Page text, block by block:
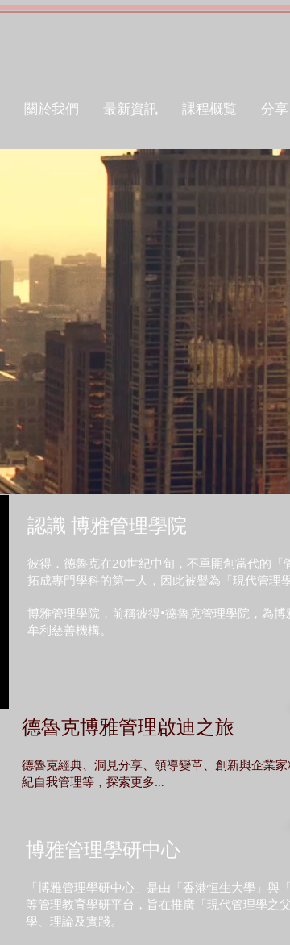
關於我們 最新資訊 課程概覧 分享
認識 博雅管理學院
彼得．德魯克在20世紀中旬，不單開創當代的「
拓成專門學科的第一人，因此被譽為「現代管理學
博雅管理學院，前稱彼得•德魯克管理學院，為
牟利慈善機構。
德魯克博雅管理啟迪之旅
德魯克經典、洞見分享、領導變革、創新與企業
紀自我管理等，探索更多…
博雅管理學研中心
「博雅管理學研中心」是由「香港恒生大學」與
等管理教育學研平台，旨在推廣「現代管理學之
學、理論及實踐。